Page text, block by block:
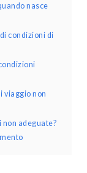
nasce
condizioni di
viaggio non
non adeguate?